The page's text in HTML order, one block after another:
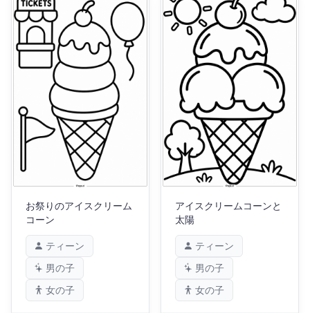
お祭りのアイスクリーム
コーン
ティーン
男の子
女の子
アイスクリームコーンと
太陽
ティーン
男の子
女の子